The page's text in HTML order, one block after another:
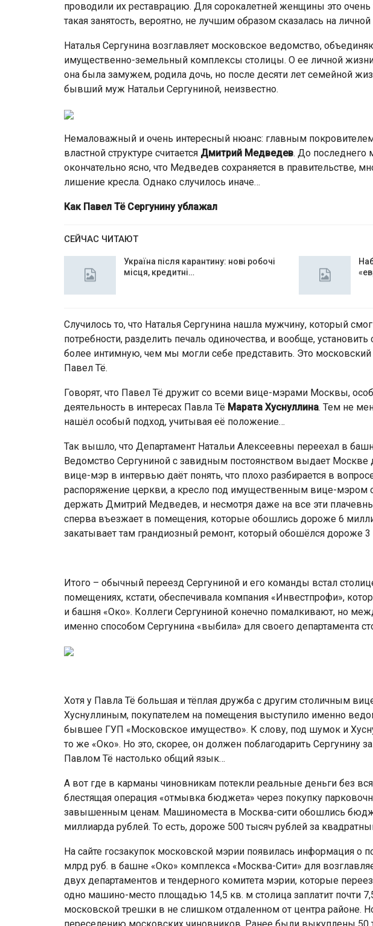
проводили их реставрацию. Для сорокалетней женщины это очень
такая занятость, вероятно, не лучшим образом сказалась на
Наталья Сергунина возглавляет московское ведомство,
имущественно-земельный комплексы столицы. О ее личной
она была замужем, родила дочь, но после десяти лет семейной
бывший муж Натальи Сергуниной, неизвестно.
Немаловажный и очень интересный нюанс: главным
властной структуре считается Дмитрий Медведев. До последнего
окончательно ясно, что Медведев сохраняется в правительстве,
лишение кресла. Однако случилось иначе…
Как Павел Тё Сергунину ублажал
СЕЙЧАС ЧИТАЮТ
Україна після карантину: нові робочі
місця, кредитні…
Случилось то, что Наталья Сергунина нашла мужчину, который
потребности, разделить печаль одиночества, и вообще,
более интимную, чем мы могли себе представить. Это
Павел Тё.
Говорят, что Павел Тё дружит со всеми вице-мэрами Москвы,
деятельность в интересах Павла Тё Марата Хуснуллина. Тем не
нашёл особый подход, учитывая её положение…
Так вышло, что Департамент Натальи Алексеевны переехал в
Ведомство Сергуниной с завидным постоянством выдает
вице-мэр в интервью даёт понять, что плохо разбирается в
распоряжение церкви, а кресло под имущественным вице-
держать Дмитрий Медведев, и несмотря даже на все эти
сперва въезжает в помещения, которые обошлись дороже 6
закатывает там грандиозный ремонт, который обошёлся дороже
Итого – обычный переезд Сергуниной и его команды встал
помещениях, кстати, обеспечивала компания «Инвестпрофи»,
и башня «Око». Коллеги Сергуниной конечно помалкивают, но
именно способом Сергунина «выбила» для своего департамента
Хотя у Павла Тё большая и тёплая дружба с другим столичным
Хуснуллиным, покупателем на помещения выступило именно
бывшее ГУП «Московское имущество». К слову, под шумок и
то же «Око». Но это, скорее, он должен поблагодарить Сергунину
Павлом Тё настолько общий язык…
А вот где в карманы чиновникам потекли реальные деньги без
блестящая операция «отмывка бюджета» через покупку
завышенным ценам. Машиноместа в Москва-сити обошлись
миллиарда рублей. То есть, дороже 500 тысяч рублей за
На сайте госзакупок московской мэрии появилась информация о
млрд руб. в башне «Око» комплекса «Москва-Сити» для
двух департаментов и тендерного комитета мэрии, которые
одно машино-место площадью 14,5 кв. м столица заплатит почти
московской трешки в не слишком отдаленном от центра районе.
переселению московских чиновников. Ранее были выкуплены